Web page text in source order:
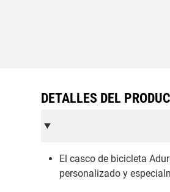
DETALLES DEL
El casco de bicicleta
personalizado y